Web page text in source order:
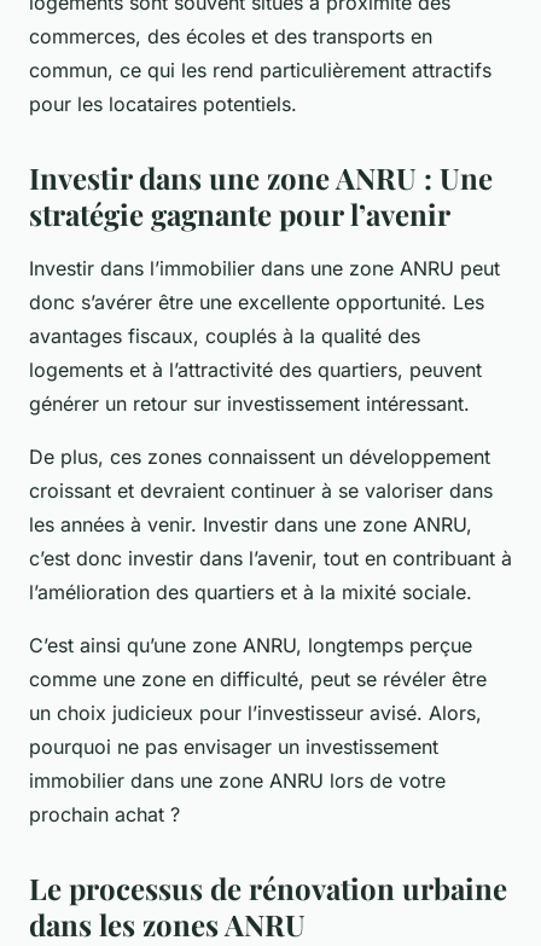
commerces, des écoles et des transports en
commun, ce qui les rend particulièrement attractifs
pour les locataires potentiels.
Investir dans une zone ANRU : Une
stratégie gagnante pour l’avenir
Investir dans l’immobilier dans une zone ANRU peut
donc s’avérer être une excellente opportunité. Les
avantages fiscaux, couplés à la qualité des
logements et à l’attractivité des quartiers, peuvent
générer un retour sur investissement intéressant.
De plus, ces zones connaissent un développement
croissant et devraient continuer à se valoriser dans
les années à venir. Investir dans une zone ANRU,
c’est donc investir dans l’avenir, tout en contribuant à
l’amélioration des quartiers et à la mixité sociale.
C’est ainsi qu’une zone ANRU, longtemps perçue
comme une zone en difficulté, peut se révéler être
un choix judicieux pour l’investisseur avisé. Alors,
pourquoi ne pas envisager un investissement
immobilier dans une zone ANRU lors de votre
prochain achat ?
Le processus de rénovation urbaine
dans les zones ANRU